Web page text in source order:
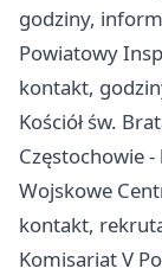
godziny,
Powiatowy
kontakt,
Kościół św.
Częstochowie
Wojskowe
kontakt,
Komisariat V